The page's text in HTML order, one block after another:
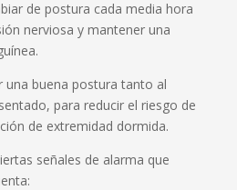
de postura cada media hora
nerviosa y mantener una
una buena postura tanto al
para reducir el riesgo de
de extremidad dormida.
señales de alarma que